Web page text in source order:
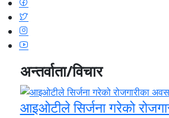
अन्तर्वाता/विचार
आइओटीले सिर्जना गरेको